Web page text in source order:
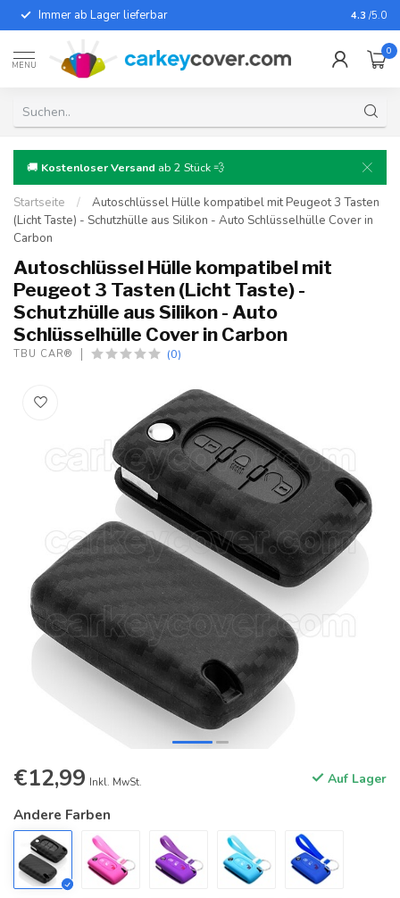
Immer ab Lager lieferbar Für fast
4.3 /5.0
MENU
0
🚚 Kostenloser Versand ab 2 Stück 💨
Startseite /
Autoschlüssel Hülle kompatibel mit Peugeot 3 Tasten
(Licht Taste) - Schutzhülle aus Silikon - Auto Schlüsselhülle Cover in
Carbon
Autoschlüssel Hülle kompatibel mit
Peugeot 3 Tasten (Licht Taste) -
Schutzhülle aus Silikon - Auto
Schlüsselhülle Cover in Carbon
TBU CAR® (0)
€12,99 Inkl. MwSt. Auf Lager
Andere Farben